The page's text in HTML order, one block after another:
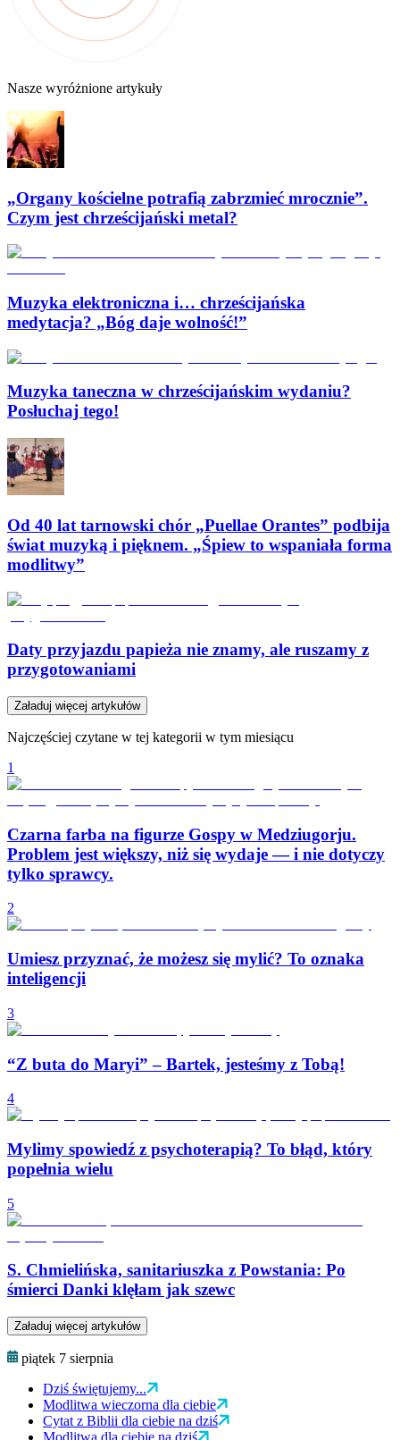
Nasze wyróżnione artykuły
„Organy kościelne potrafią zabrzmieć mrocznie”.
Czym jest chrześcijański metal?
Muzyka elektroniczna i… chrześcijańska
medytacja? „Bóg daje wolność!”
Muzyka taneczna w chrześcijańskim wydaniu?
Posłuchaj tego!
Od 40 lat tarnowski chór „Puellae Orantes” podbija
świat muzyką i pięknem. „Śpiew to wspaniała forma
modlitwy”
Daty przyjazdu papieża nie znamy, ale ruszamy z
przygotowaniami
Załaduj więcej artykułów
Najczęściej czytane w tej kategorii w tym miesiącu
1
Czarna farba na figurze Gospy w Medziugorju.
Problem jest większy, niż się wydaje — i nie dotyczy
tylko sprawcy.
2
Umiesz przyznać, że możesz się mylić? To oznaka
inteligencji
3
“Z buta do Maryi” – Bartek, jesteśmy z Tobą!
4
Mylimy spowiedź z psychoterapią? To błąd, który
popełnia wielu
5
S. Chmielińska, sanitariuszka z Powstania: Po
śmierci Danki klęłam jak szewc
Załaduj więcej artykułów
piątek 7 sierpnia
Dziś świętujemy...
Modlitwa wieczorna dla ciebie
Cytat z Biblii dla ciebie na dziś